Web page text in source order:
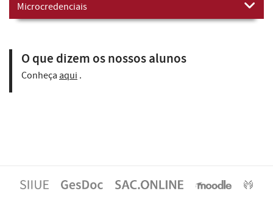
Microcredenciais
O que dizem os nossos alunos
Conheça aqui .